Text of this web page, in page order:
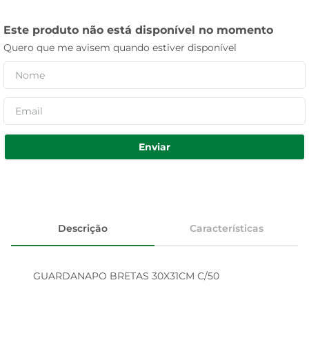
Este produto não está disponível no momento
Quero que me avisem quando estiver disponível
Enviar
Descrição Características
GUARDANAPO BRETAS 30X31CM C/50